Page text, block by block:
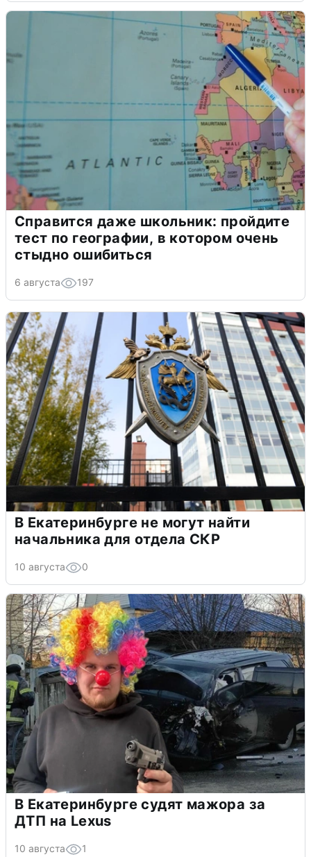
Справится даже школьник: пройдите
тест по географии, в котором очень
стыдно ошибиться
6 августа 197
В Екатеринбурге не могут найти
начальника для отдела СКР
10 августа 0
В Екатеринбурге судят мажора за
ДТП на Lexus
10 августа 1